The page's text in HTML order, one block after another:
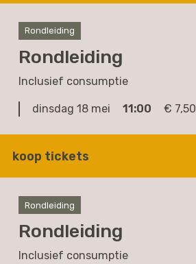
Rondleiding
Inclusief consumptie
Rondleiding
dinsdag 18 mei 11:00 € 7,50
koop tickets
Rondleiding
Inclusief consumptie
Rondleiding